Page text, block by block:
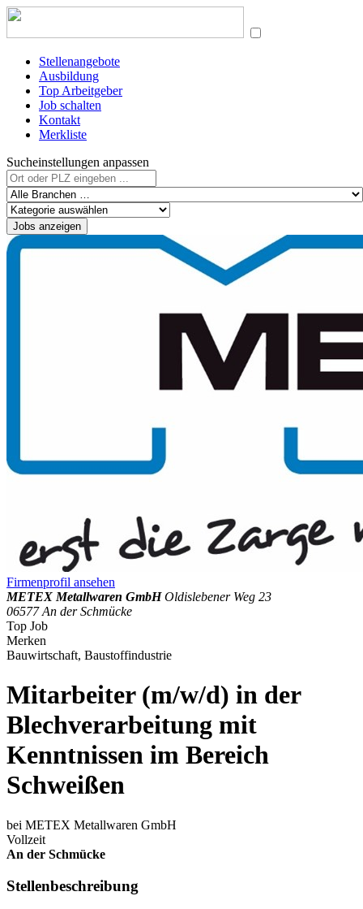
Stellenangebote
Ausbildung
Top Arbeitgeber
Job schalten
Kontakt
Merkliste
Sucheinstellungen anpassen
Jobs anzeigen
Firmenprofil ansehen
METEX Metallwaren GmbHOldislebener Weg 23
06577 An der Schmücke
Top Job
Merken
Bauwirtschaft, Baustoffindustrie
Mitarbeiter (m/w/d) in der
Blechverarbeitung mit
Kenntnissen im Bereich
Schweißen
bei METEX Metallwaren GmbH
Vollzeit
An der Schmücke
Stellenbeschreibung